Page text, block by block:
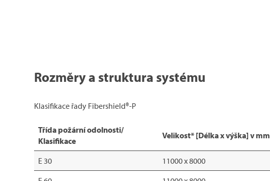
Rozměry a struktura systému
Klasifikace řady Fibershield®-P
Třída požární odolnosti/
Klasifikace
Velikost* [Délka x výška] v mm
E 30 11000 x 8000